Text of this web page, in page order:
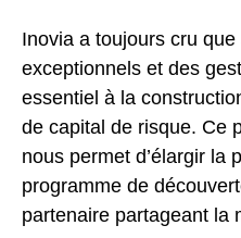
Inovia a toujours cru
exceptionnels et des
essentiel à la
de capital de risque. Ce
nous permet d’élargir la
programme de
partenaire partageant la